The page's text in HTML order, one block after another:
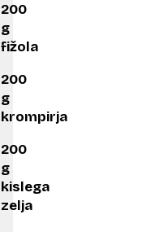
200
g
fižola
200
g
krompirja
200
g
kislega
zelja